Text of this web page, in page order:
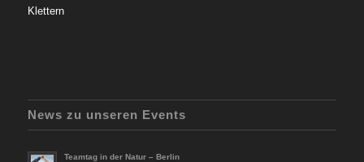
Klettern
News zu unseren Events
Teamtag in der Natur – Berlin